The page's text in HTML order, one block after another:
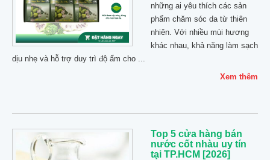
những ai yêu thích các sản
phẩm chăm sóc da từ thiên
nhiên. Với nhiều mùi hương
khác nhau, khả năng làm sạch
dịu nhẹ và hỗ trợ duy trì độ ẩm cho ...
Xem thêm
Top 5 cửa hàng bán
nước cốt nhàu uy tín
tại TP.HCM [2026]